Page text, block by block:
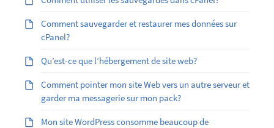
Comment sauvegarder et restaurer mes données sur
cPanel?
Qu’est-ce que l’hébergement de site web?
Comment pointer mon site Web vers un autre serveur et
garder ma messagerie sur mon pack?
Mon site WordPress consomme beaucoup de